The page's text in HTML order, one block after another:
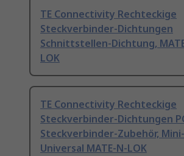
TE Connectivity Rechteckige
Steckverbinder-Dichtungen
Schnittstellen-Dichtung,
LOK
TE Connectivity Rechteckige
Steckverbinder-Dichtungen
Steckverbinder-Zubehör, Mini-
Universal MATE-N-LOK